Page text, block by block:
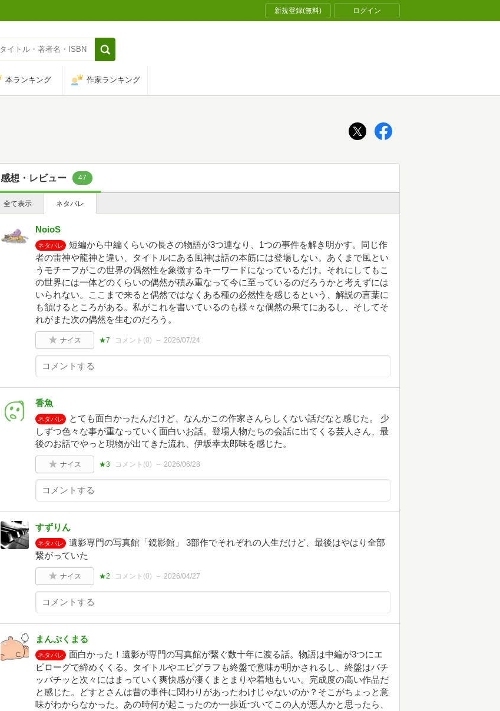
新規登録(無料) ログイン
本ランキング 作家ランキング
感想・レビュー 47
全て表示 ネタバレ
NoioS
ネタバレ
短編から中編くらいの長さの物語が3つ連なり、1つの事件を解き明かす。同じ作
者の雷神や龍神と違い、タイトルにある風神は話の本筋には登場しない。あくまで風とい
うモチーフがこの世界の偶然性を象徴するキーワードになっているだけ。それにしてもこ
の世界には一体どのくらいの偶然が積み重なって今に至っているのだろうかと考えずには
いられない。ここまで来ると偶然ではなくある種の必然性を感じるという、解説の言葉に
も頷けるところがある。私がこれを書いているのも様々な偶然の果てにあるし、そしてそ
れがまた次の偶然を生むのだろう。
ナイス ★7 コメント(0) 2026/07/24
香魚
ネタバレ
とても面白かったんだけど、なんかこの作家さんらしくない話だなと感じた。 少
しずつ色々な事が重なっていく面白いお話。登場人物たちの会話に出てくる芸人さん、最
後のお話でやっと現物が出てきた流れ、伊坂幸太郎味を感じた。
ナイス ★3 コメント(0) 2026/06/28
すずりん
ネタバレ
遺影専門の写真館「鏡影館」 3部作でそれぞれの人生だけど、最後はやはり全部
繋がっていた
ナイス ★2 コメント(0) 2026/04/27
まんぷくまる
ネタバレ
面白かった！遺影が専門の写真館が繋ぐ数十年に渡る話。物語は中編が3つにエ
ピローグで締めくくる。タイトルやエピグラフも終盤で意味が明かされるし、終盤はバチ
ッバチッと次々にはまっていく爽快感が凄くまとまりや着地もいい。完成度の高い作品だ
と感じた。どすとさんは昔の事件に関わりがあったわけじゃないのか？そこがちょっと意
味がわからなかった。あの時何が起こったのか一歩近づいてこの人が悪人かと思ったら、